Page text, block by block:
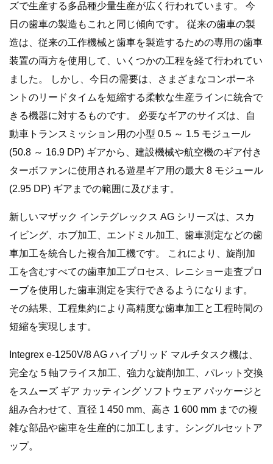
ズで生産する多品種少量生産が広く行われています。 今
日の歯車の製造もこれと同じ傾向です。 従来の歯車の製
造は、従来の工作機械と歯車を製造するための専用の歯車
装置の両方を使用して、いくつかの工程を経て行われてい
ました。 しかし、今日の需要は、さまざまなコンポーネ
ントのリードタイムを短縮する柔軟な生産ラインに統合で
きる機器に対するものです。 必要なギアのサイズは、自
動車トランスミッション用の小型 0.5 ～ 1.5 モジュール
(50.8 ～ 16.9 DP) ギアから、建設機械や航空機のギア付き
ターボファンに使用される遊星ギア用の最大 8 モジュール
(2.95 DP) ギアまでの範囲に及びます。
新しいマザック インテグレックス AG シリーズは、スカ
イビング、​​ホブ加工、エンドミル加工、歯車測定などの歯
車加工を統合した複合加工機です。 これにより、旋削加
工を含むすべての歯車加工プロセス、レニショー走査プロ
ーブを使用した歯車測定を実行できるようになります。
その結果、工程集約により高精度な歯車加工と工程時間の
短縮を実現します。
Integrex e-1250V/8 AG ハイブリッド マルチタスク機は、
完全な 5 軸フライス加工、強力な旋削加工、パレット交換
をスムーズ ギア カッティング ソフトウェア パッケージと
組み合わせて、直径 1 450 mm、高さ 1 600 mm までの複
雑な部品や歯車を生産的に加工します。シングルセットア
ップ。